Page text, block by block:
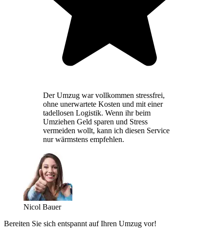
Der Umzug war vollkommen stressfrei,
ohne unerwartete Kosten und mit einer
tadellosen Logistik. Wenn ihr beim
Umziehen Geld sparen und Stress
vermeiden wollt, kann ich diesen Service
nur wärmstens empfehlen.
Nicol Bauer
Bereiten Sie sich entspannt auf Ihren Umzug vor!